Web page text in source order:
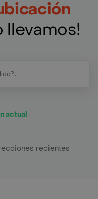
llevamos!
actual
recientes